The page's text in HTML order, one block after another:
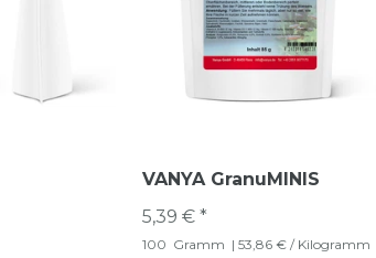
VANYA GranuMINIS
5,39 € *
100 Gramm | 53,86 € / Kilogramm